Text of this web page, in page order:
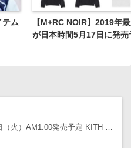
テム
【M+RC NOIR】2019年
が日本時間5月17日に発売
（火）AM1:00発売予定 KITH …